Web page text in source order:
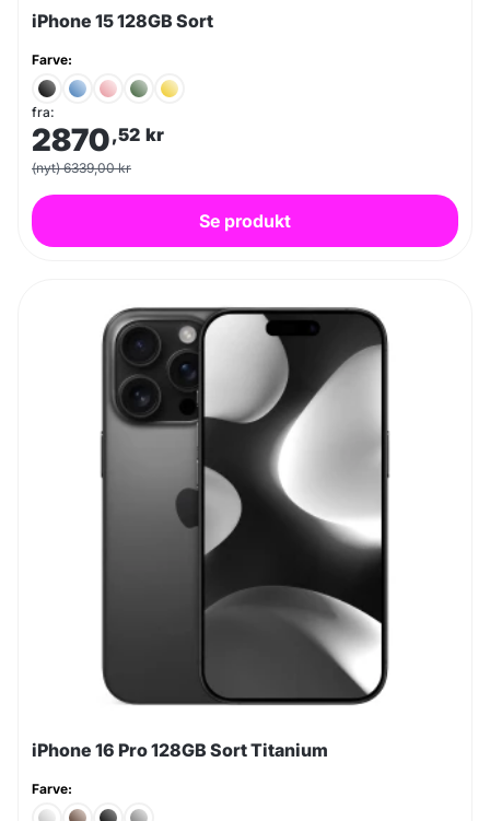
iPhone 15 128GB Sort
Farve:
fra:
2870,52 kr
(nyt) 6339,00 kr
Se produkt
iPhone 16 Pro 128GB Sort Titanium
Farve: